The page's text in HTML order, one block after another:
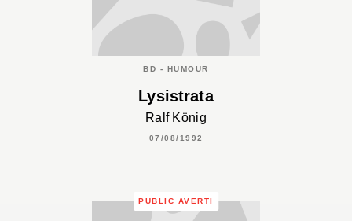
BD - HUMOUR
Lysistrata
Ralf König
07/08/1992
PUBLIC AVERTI